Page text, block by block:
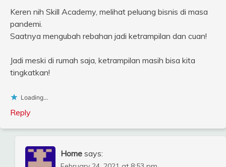
Keren nih Skill Academy, melihat peluang bisnis di masa
pandemi.
Saatnya mengubah rebahan jadi ketrampilan dan cuan!
Jadi meski di rumah saja, ketrampilan masih bisa kita
tingkatkan!
Loading...
Reply
Home says: